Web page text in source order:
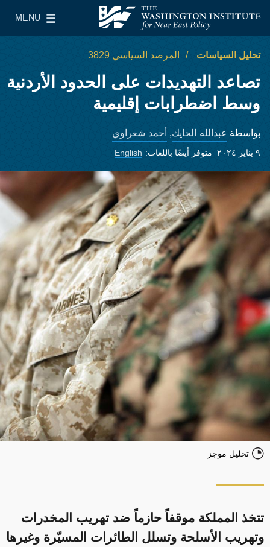
معهد واشنطن لسياسات الشرق الأدنى
MENU
Main Menu
تحليل السياسات المرصد السياسي 3829
تصاعد التهديدات على الحدود الأردنية
وسط اضطرابات إقليمية
بواسطة عبدالله الحايك, أحمد شعراوي
٩ يناير ٢٠٢٤ متوفر أيضًا باللغات: English
تحليل موجز
تتخذ المملكة موقفاً حازماً ضد تهريب المخدرات
وتهريب الأسلحة وتسلل الطائرات المسيّرة وغيرها